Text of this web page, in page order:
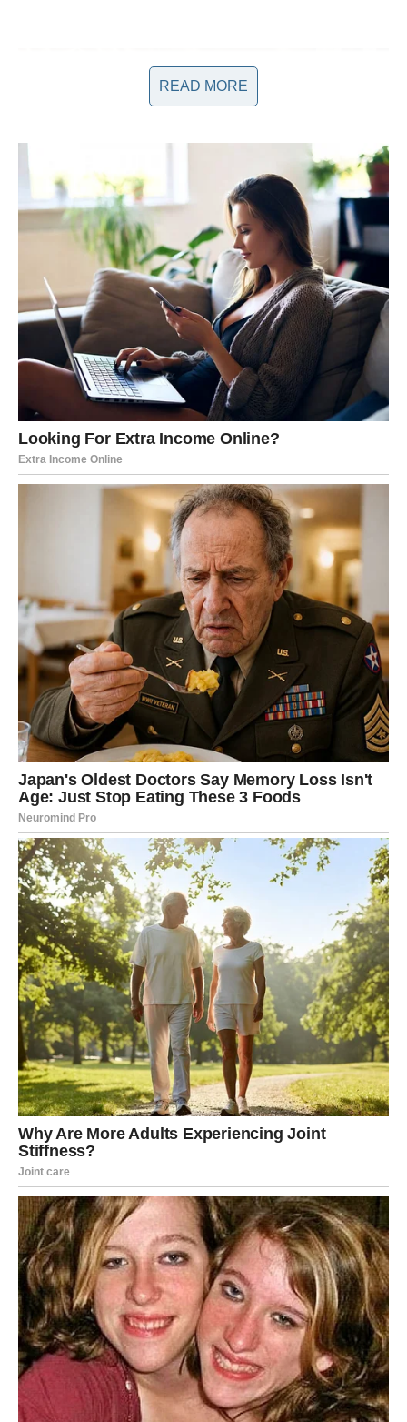
Brak i majčinska borba
Već sa 16 godina, Šemsa se udala za mladića koji je bio samo
godinu dana mlađi od nje. Taj brak, iako kratak, rezultirao je
rođenjem njenog sina Almira, kojeg je Šemsa smatrala svojim
najvećim blagom. Nažalost, brak je završio nakon samo dvije
godine, ostavljajući je da se suoči s izazovima samohrane
majke. Ovaj period njenog života ispunjen je borbom za
opstanak, kako emocionalno, tako i finansijski. Šemsa nikada
nije govorila mnogo o svojim ranama iz tog perioda, ali je njen
unutrašnji snagu bila očigledna.
Tokom tih godina, radila je razne poslove kako bi prehranila
sebe i svog sina, a često je pjevala noću da bi zaradila dodatni
novac. Njena odluka da se bori i za sebe i za svog sina
predstavlja ključni trenutak u njenom životu, jer je upravo tada
izgradila temelje svoje budućnosti.
READ MORE